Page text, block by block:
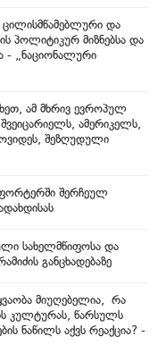
ცილისმწამებლური და
პოლიტიკურ მიზნებსა და
- „ნაციონალური
ამ მხრივ ევროპულ
ამერიკელს,
შეზღუდული
შერჩეულ
სახელმწიფოსა და
განცხადებაზე
მიუღებელია, რა
კულტურას, წარსულს
ნაწილს აქვს რეაქცია? -